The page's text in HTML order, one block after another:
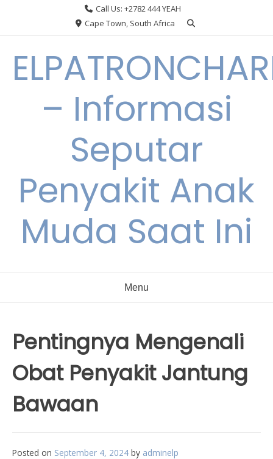
Call Us: +2782 444 YEAH
Cape Town, South Africa
– Informasi
Seputar
Penyakit Anak
Muda Saat Ini
Menu
Pentingnya Mengenali
Obat Penyakit Jantung
Bawaan
Posted on September 4, 2024 by adminelp